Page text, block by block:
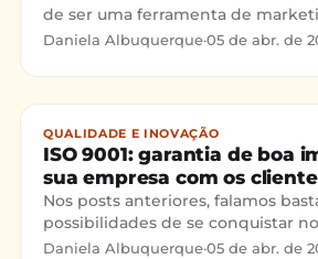
de ser uma ferramenta de
tornando uma aliada interessante
Daniela Albuquerque·05 de abr. de
QUALIDADE E INOVAÇÃO
ISO 9001: garantia de boa
sua empresa com os
Nos posts anteriores, falamos
possibilidades de se conquistar
parceiros após a certificação ISO
Daniela Albuquerque·05 de abr. de